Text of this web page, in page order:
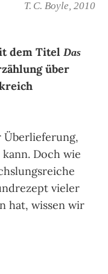
T. C. Boyle, 2010
dem Titel Das
über
Überlieferung,
Doch wie
vieler
hat, wissen wir